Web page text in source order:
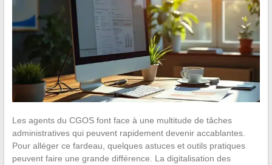
Les agents du CGOS font face à une multitude de tâches
administratives qui peuvent rapidement devenir accablantes.
Pour alléger ce fardeau, quelques astuces et outils pratiques
peuvent faire une grande différence. La digitalisation des